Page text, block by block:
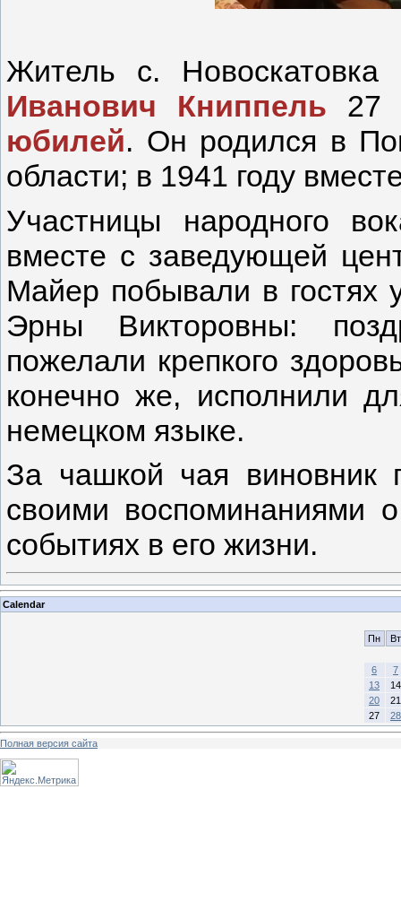
Житель с.
Иванович Книппель 27
юбилей. Он родился в
области; в 1941 году
Участницы народного
вместе с заведующей
Майер побывали в гостях
Эрны Викторовны:
пожелали крепкого
конечно же, исполнили
немецком языке.
За чашкой чая виновник
своими воспоминаниями
событиях в его жизни.
Calendar
Пн Вт
6
7
13
14
20
21
27
28
Полная версия сайта